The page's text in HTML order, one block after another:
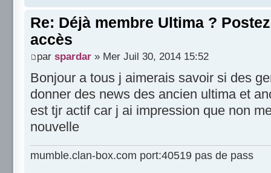
Re: Déjà membre Ultima ?
accès
par spardar » Mer Juil 30, 2014 15:52
Bonjour a tous j aimerais savoir si des
donner des news des ancien ultima et
est tjr actif car j ai impression que non
nouvelle
mumble.clan-box.com port:40519 pas de pass